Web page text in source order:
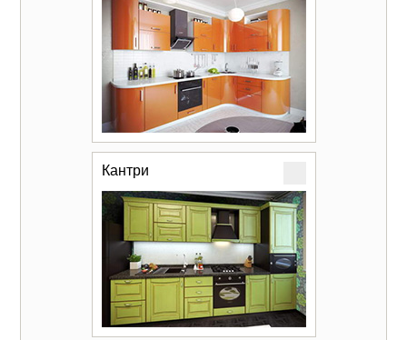
Кантри